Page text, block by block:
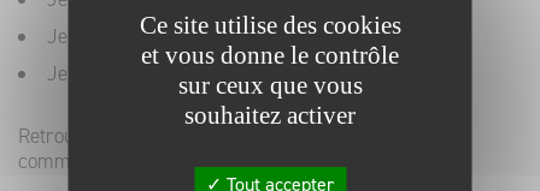
Jeudi 15 mai 2025
Jeudi 12 juin 2025
Retrouver également des permanences dans vos
communes (de 9h à 12h, sur rendez-vous) :
Ce site utilise des cookies
et vous donne le contrôle
sur ceux que vous
souhaitez activer
Tout accepter